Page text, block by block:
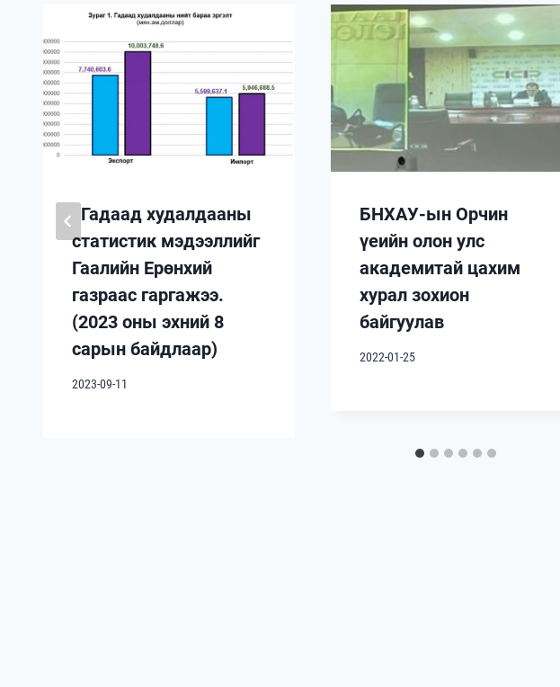
Гадаад худалдааны
статистик мэдээллийг
Гаалийн Ерөнхий
газраас гаргажээ.
(2023 оны эхний 8
сарын байдлаар)
2023-09-11
БНХАУ-ын Орчин
үеийн олон улс
академитай цахим
хурал зохион
байгуулав
2022-01-25